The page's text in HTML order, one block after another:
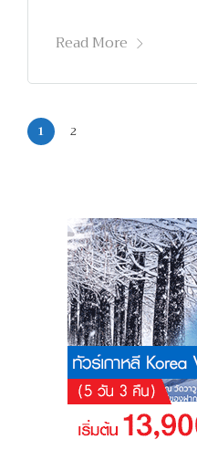
Read More
1 2